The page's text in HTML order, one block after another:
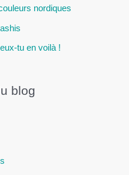
nordiques
tu en voilà !
blog